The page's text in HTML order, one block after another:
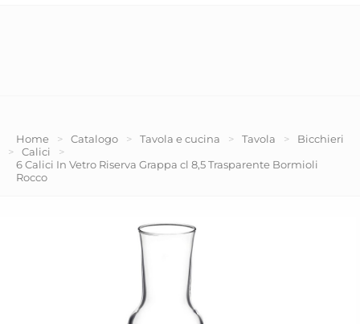
Home > Catalogo > Tavola e cucina > Tavola >
Bicchieri
>
Calici
>
6 Calici In Vetro Riserva Grappa cl 8,5 Trasparente Bormioli
Rocco